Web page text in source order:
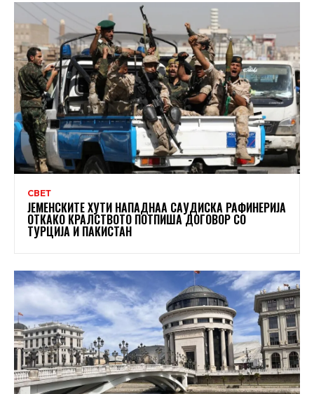
СВЕТ
ЈЕМЕНСКИТЕ ХУТИ НАПАДНАА САУДИСКА РАФИНЕРИЈА
ОТКАКО КРАЛСТВОТО ПОТПИША ДОГОВОР СО
ТУРЦИЈА И ПАКИСТАН